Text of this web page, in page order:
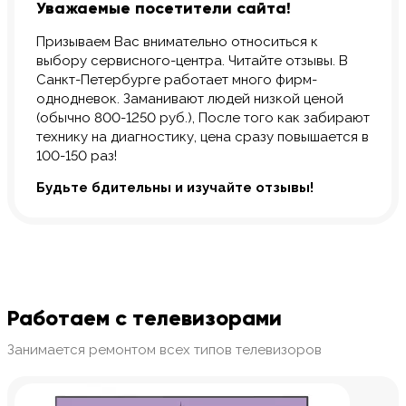
Уважаемые посетители сайта!
Призываем Вас внимательно относиться к
выбору сервисного-центра. Читайте отзывы. В
Санкт-Петербурге работает много фирм-
однодневок. Заманивают людей низкой ценой
(обычно 800-1250 руб.), После того как забирают
технику на диагностику, цена сразу повышается в
100-150 раз!
Будьте бдительны и изучайте отзывы!
Работаем с телевизорами
Занимается ремонтом всех типов телевизоров